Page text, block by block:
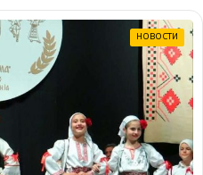
НОВОСТИ